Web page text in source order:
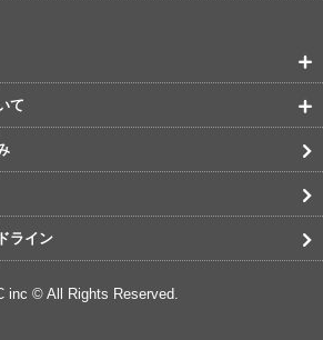
て
ライン
inc © All Rights Reserved.